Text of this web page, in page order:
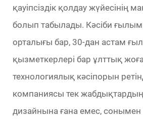
қауіпсіздік қолдау жүйесінің
болып табылады. Кәсіби
орталығы бар, 30-дан астам
қызметкерлері бар ұлттық
технологиялық кәсіпорын
компаниясы тек жабдықтардың
дизайнына ғана емес, сонымен